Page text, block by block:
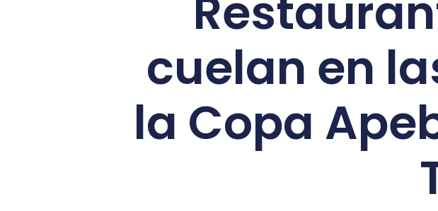
cuelan en
la Copa